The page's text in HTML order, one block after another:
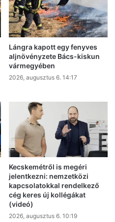
Lángra kapott egy fenyves
aljnövényzete Bács-kiskun
vármegyében
2026, augusztus 6. 14:17
Kecskemétről is megéri
jelentkezni: nemzetközi
kapcsolatokkal rendelkező
cég keres új kollégákat
(videó)
2026, augusztus 6. 10:19